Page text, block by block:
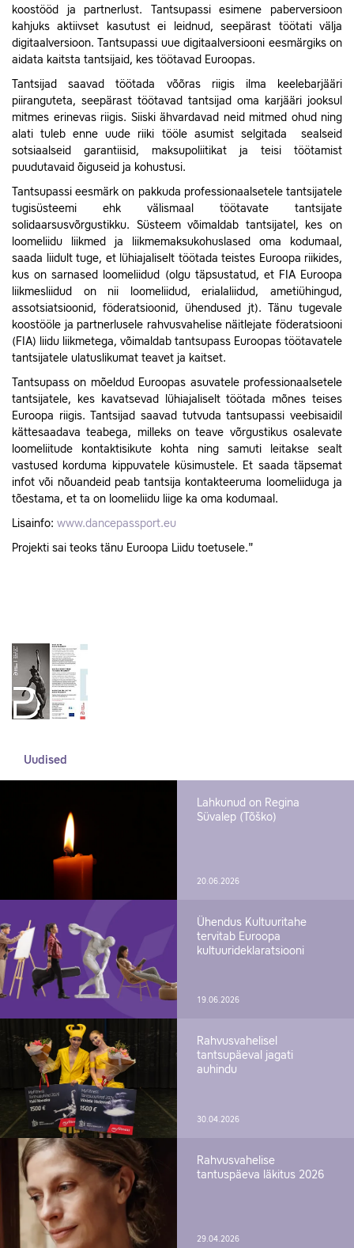
koostööd ja partnerlust. Tantsupassi esimene paberversioon
kahjuks aktiivset kasutust ei leidnud, seepärast töötati välja
digitaalversioon. Tantsupassi uue digitaalversiooni eesmärgiks on
aidata kaitsta tantsijaid, kes töötavad Euroopas.
Tantsijad saavad töötada võõras riigis ilma keelebarjääri
piiranguteta, seepärast töötavad tantsijad oma karjääri jooksul
mitmes erinevas riigis. Siiski ähvardavad neid mitmed ohud ning
alati tuleb enne uude riiki tööle asumist selgitada sealseid
sotsiaalseid garantiisid, maksupoliitikat ja teisi töötamist
puudutavaid õiguseid ja kohustusi.
Tantsupassi eesmärk on pakkuda professionaalsetele tantsijatele
tugisüsteemi ehk välismaal töötavate tantsijate
solidaarsusvõrgustikku. Süsteem võimaldab tantsijatel, kes on
loomeliidu liikmed ja liikmemaksukohuslased oma kodumaal,
saada liidult tuge, et lühiajaliselt töötada teistes Euroopa riikides,
kus on sarnased loomeliidud (olgu täpsustatud, et FIA Euroopa
liikmesliidud on nii loomeliidud, erialaliidud, ametiühingud,
assotsiatsioonid, föderatsioonid, ühendused jt). Tänu tugevale
koostööle ja partnerlusele rahvusvahelise näitlejate föderatsiooni
(FIA) liidu liikmetega, võimaldab tantsupass Euroopas töötavatele
tantsijatele ulatuslikumat teavet ja kaitset.
Tantsupass on mõeldud Euroopas asuvatele professionaalsetele
tantsijatele, kes kavatsevad lühiajaliselt töötada mõnes teises
Euroopa riigis. Tantsijad saavad tutvuda tantsupassi veebisaidil
kättesaadava teabega, milleks on teave võrgustikus osalevate
loomeliitude kontaktisikute kohta ning samuti leitakse sealt
vastused korduma kippuvatele küsimustele. Et saada täpsemat
infot või nõuandeid peab tantsija kontakteeruma loomeliiduga ja
tõestama, et ta on loomeliidu liige ka oma kodumaal.
Lisainfo: www.dancepassport.eu
Projekti sai teoks tänu Euroopa Liidu toetusele."
Uudised
Lahkunud on Regina
Süvalep (Tõško)
20.06.2026
Ühendus Kultuuritahe
tervitab Euroopa
kultuurideklaratsiooni
19.06.2026
Rahvusvahelisel
tantsupäeval jagati
auhindu
30.04.2026
Rahvusvahelise
tantuspäeva läkitus 2026
29.04.2026